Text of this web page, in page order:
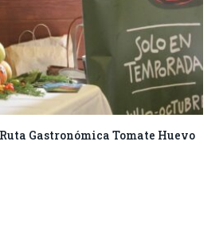
Gastronómica Tomate Huevo